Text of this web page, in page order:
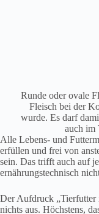
Runde oder ovale
Fleisch bei der
wurde. Es darf
auch im
Alle Lebens- und
erfüllen und frei von
sein. Das trifft auch auf
ernährungstechnisch
Der Aufdruck „Tierfutter
nichts aus. Höchstens,